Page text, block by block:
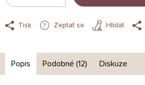
Tisk Zeptat se Hlídat
Popis Podobné (12) Diskuze